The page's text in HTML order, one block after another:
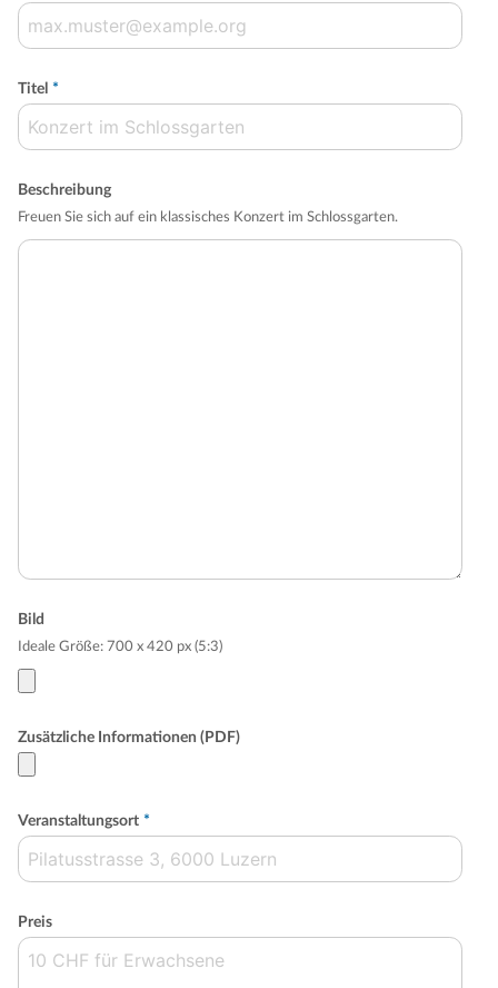
Titel *
Beschreibung
Freuen Sie sich auf ein klassisches Konzert im Schlossgarten.
Bild
Ideale Größe: 700 x 420 px (5:3)
Zusätzliche Informationen (PDF)
Veranstaltungsort *
Preis